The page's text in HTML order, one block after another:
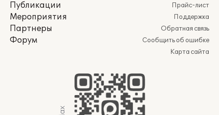
Публикации
Мероприятия
Партнеры
Форум
Прайс-лист
Поддержка
Обратная связь
Сообщить об ошибке
Карта сайта